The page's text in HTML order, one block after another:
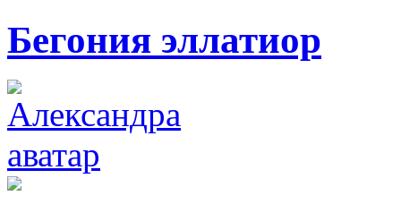
Бегония эллатиор